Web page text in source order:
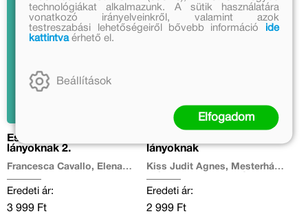
Esti mesék lázadó
lányoknak 2.
Francesca Cavallo, Elena
Eredeti ár:
3 999 Ft
lányoknak
Kiss Judit Ágnes, Mesterházi
Mónika, Molnár Krisztina Rita,
Szabó T. Anna, Tóth Krisztina
Eredeti ár:
2 999 Ft
technológiákat alkalmazunk. A sütik használatára
vonatkozó irányelveinkről, valamint azok
testreszabási lehetőségeiről bővebb információ
ide
kattintvaérhető el.
Beállítások
Elfogadom